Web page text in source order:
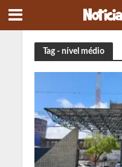
Tag - nível médio